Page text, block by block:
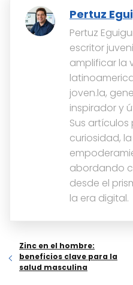
Pertuz
Pertuz
escritor
amplificar la
joven.la,
inspirador y
Sus
curiosidad,
abordando
desde el
la era digital.
Zinc en el hombre:
beneficios clave para la
salud masculina